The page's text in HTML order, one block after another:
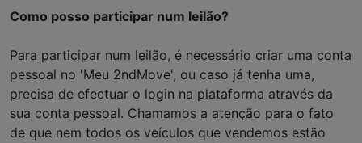
Como posso participar num leilão?
Para participar num leilão, é necessário criar uma conta
pessoal no 'Meu 2ndMove', ou caso já tenha uma,
precisa de efectuar o login na plataforma através da
sua conta pessoal. Chamamos a atenção para o fato
de que nem todos os veículos que vendemos estão